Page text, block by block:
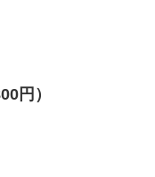
円）